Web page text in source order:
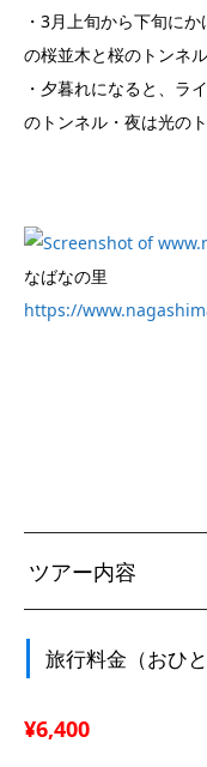
・3月上旬から下旬に
の桜並木と桜のトンネ
・夕暮れになると、ラ
のトンネル・夜は光の
なばなの里
https://
ツアー内容
旅行料金（おひと
¥6,400